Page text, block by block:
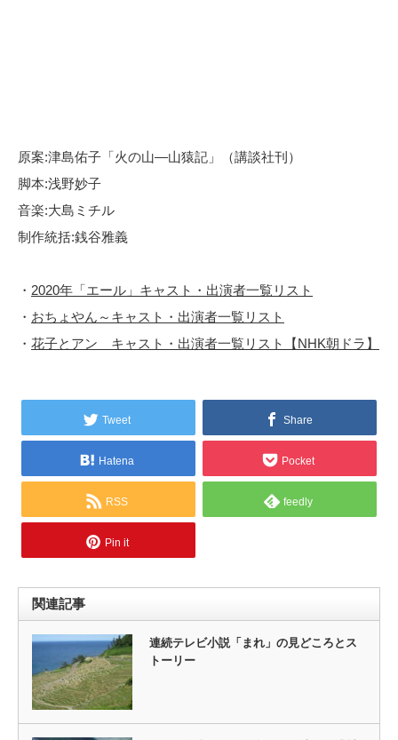
原案:津島佑子「火の山―山猿記」（講談社刊）
脚本:浅野妙子
音楽:大島ミチル
制作統括:銭谷雅義
・ 2020年「エール」キャスト・出演者一覧リスト
・ おちょやん～キャスト・出演者一覧リスト
・ 花子とアン キャスト・出演者一覧リスト【NHK朝ドラ】
Tweet Share
Hatena Pocket
RSS feedly
Pin it
関連記事
連続テレビ小説「まれ」の見どころとス
トーリー